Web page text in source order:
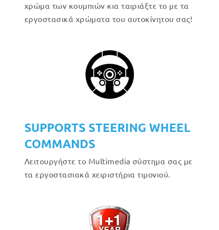
χρώμα των κουμπιών κια ταιριάξτε το με τα
εργοστασικά χρώματα του αυτοκίνητου σας!
SUPPORTS STEERING WHEEL
COMMANDS
Λειτουργήστε το Multimedia σύστημα σας με
τα εργοστασιακά χειριστήρια τιμονιού.